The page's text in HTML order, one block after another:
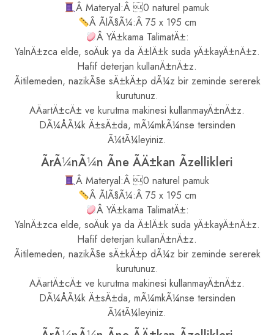
Â Materyal:Â 0 naturel pamuk
Â ÃlÃ§Ã¼:Â 75 x 195 cm
Â YÄ±kama TalimatÄ±:
YalnÄ±zca elde, soÄuk ya da Ä±lÄ±k suda yÄ±kayÄ±nÄ±z.
Hafif deterjan kullanÄ±nÄ±z.
Ãitilemeden, nazikÃ§e sÄ±kÄ±p dÃ¼z bir zeminde sererek
kurutunuz.
AÄartÄ±cÄ± ve kurutma makinesi kullanmayÄ±nÄ±z.
DÃ¼ÅÃ¼k Ä±sÄ±da, mÃ¼mkÃ¼nse tersinden
Ã¼tÃ¼leyiniz.
ÃrÃ¼nÃ¼n Ãne ÃÄ±kan Ãzellikleri
Â Materyal:Â 0 naturel pamuk
Â ÃlÃ§Ã¼:Â 75 x 195 cm
Â YÄ±kama TalimatÄ±:
YalnÄ±zca elde, soÄuk ya da Ä±lÄ±k suda yÄ±kayÄ±nÄ±z.
Hafif deterjan kullanÄ±nÄ±z.
Ãitilemeden, nazikÃ§e sÄ±kÄ±p dÃ¼z bir zeminde sererek
kurutunuz.
AÄartÄ±cÄ± ve kurutma makinesi kullanmayÄ±nÄ±z.
DÃ¼ÅÃ¼k Ä±sÄ±da, mÃ¼mkÃ¼nse tersinden
Ã¼tÃ¼leyiniz.